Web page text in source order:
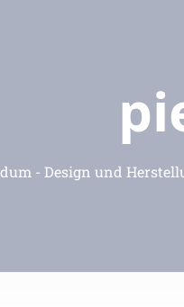
- Design und